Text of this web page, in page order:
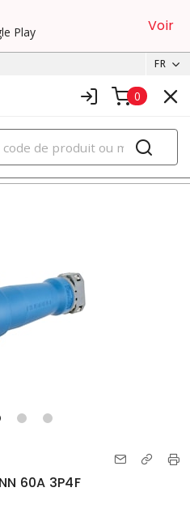
Play
Voir
FR
0
étanche à l'eau
60A 3P4F